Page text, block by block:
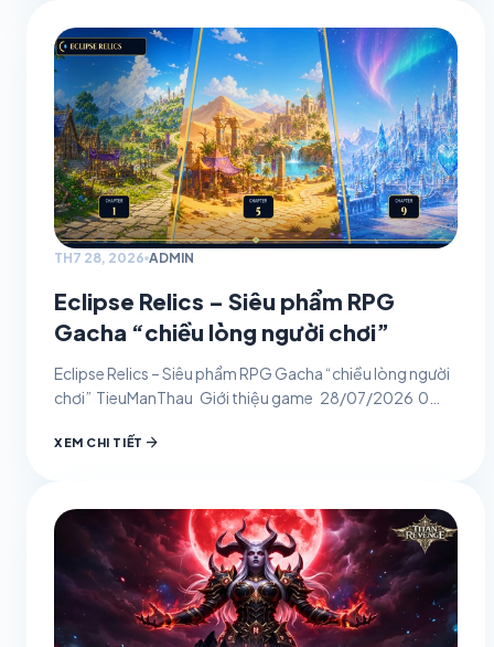
TH7 28, 2026 ADMIN
Eclipse Relics – Siêu phẩm RPG
Gacha “chiều lòng người chơi”
Eclipse Relics – Siêu phẩm RPG Gacha “chiều lòng người
chơi” TieuManThau Giới thiệu game 28/07/2026 0
XEM CHI TIẾT arrow_forward